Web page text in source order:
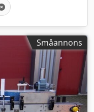
Småannons